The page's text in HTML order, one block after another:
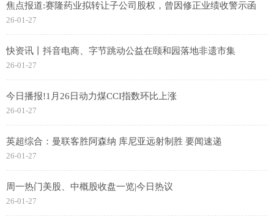
焦点报道:赛隆药业拟转让子公司股权，曾因修正业绩收警示函
26-01-27
快资讯丨抖音电商、字节跳动公益在颐和园落地非遗市集
26-01-27
今日播报!1月26日动力煤CCI指数环比上涨
26-01-27
英超综合：曼联客胜阿森纳 库尼亚远射制胜 要闻速递
26-01-27
周一热门美股、中概股收盘一览|今日热议
26-01-27